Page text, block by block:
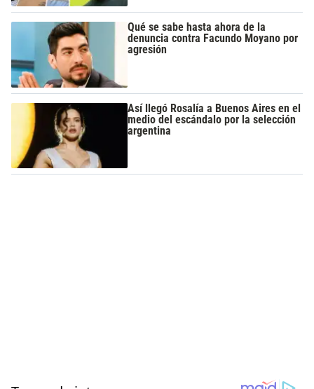
Qué se sabe hasta ahora de la
denuncia contra Facundo Moyano por
agresión
Así llegó Rosalía a Buenos Aires en el
medio del escándalo por la selección
argentina